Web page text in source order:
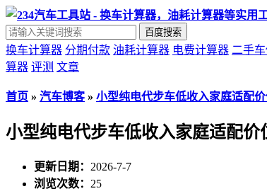
百度搜索
换车计算器 分期付款 油耗计算器 电费计算器 二手
算器 评测 文章
首页 » 汽车博客» 小型纯电代步车低收入家庭适配价
小型纯电代步车低收入家庭适配价
更新日期： 2026-7-7
浏览次数： 25